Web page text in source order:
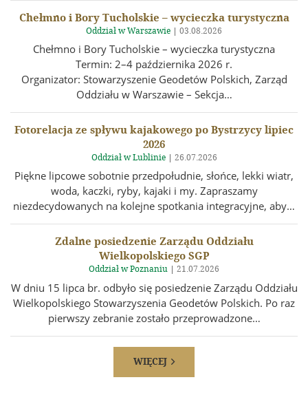
Chełmno i Bory Tucholskie – wycieczka turystyczna
Oddział w Warszawie | 03.08.2026
Chełmno i Bory Tucholskie – wycieczka turystyczna
Termin: 2–4 października 2026 r.
Organizator: Stowarzyszenie Geodetów Polskich, Zarząd
Oddziału w Warszawie – Sekcja…
Fotorelacja ze spływu kajakowego po Bystrzycy lipiec
2026
Oddział w Lublinie| 26.07.2026
Piękne lipcowe sobotnie przedpołudnie, słońce, lekki wiatr,
woda, kaczki, ryby, kajaki i my. Zapraszamy
niezdecydowanych na kolejne spotkania integracyjne, aby…
Zdalne posiedzenie Zarządu Oddziału
Wielkopolskiego SGP
Oddział w Poznaniu | 21.07.2026
W dniu 15 lipca br. odbyło się posiedzenie Zarządu Oddziału
Wielkopolskiego Stowarzyszenia Geodetów Polskich. Po raz
pierwszy zebranie zostało przeprowadzone…
WIĘCEJ 